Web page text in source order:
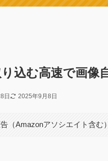
込む高速で画像
日 2025年9月8日
（Amazonアソシエイト含む